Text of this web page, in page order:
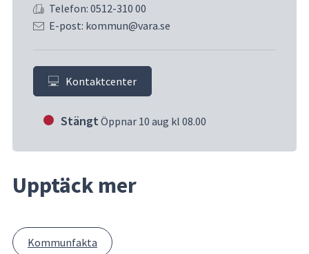
Telefon: 0512-310 00
E-post: kommun@vara.se
Kontaktcenter
Stängt Öppnar 10 aug kl 08.00
Upptäck mer
Kommunfakta